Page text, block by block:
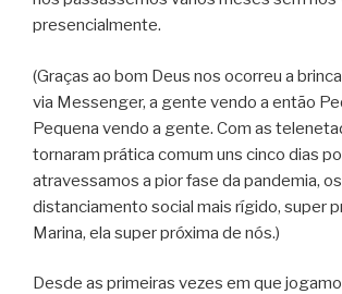
presencialmente.
(Graças ao bom Deus nos ocorreu a
via Messenger, a gente vendo a então
Pequena vendo a gente. Com as
tornaram prática comum uns cinco dias
atravessamos a pior fase da pandemia,
distanciamento social mais rígido, super
Marina, ela super próxima de nós.)
Desde as primeiras vezes em que